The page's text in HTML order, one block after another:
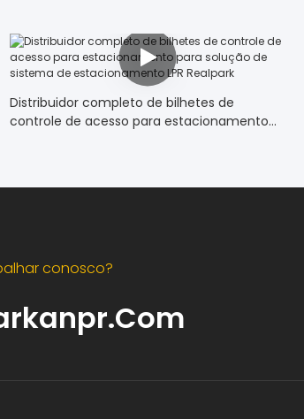
Distribuidor completo de bilhetes de
controle de acesso para estacionamento
conosco?